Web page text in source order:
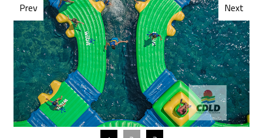
Prev Next